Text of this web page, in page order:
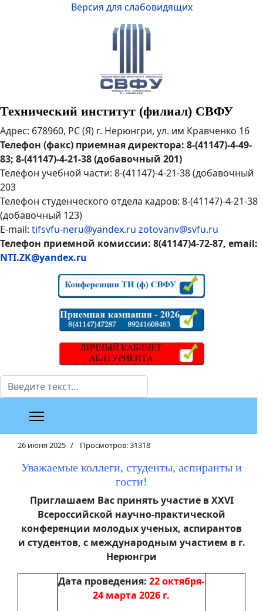
Версия для слабовидящих
Технический институт (филиал) СВФУ
Адрес: 678960, РС (Я) г. Нерюнгри, ул. им Кравченко 16
Телефон (факс) приемная директора: 8-(41147)-4-49-
83; 8-(41147)-4-21-38 (добавочный 201)
Телефон учебной части: 8-(41147)-4-21-38 (добавочный
203
Телефон студенческого отдела кадров: 8-(41147)-4-21-38
(добавочный 123)
E-mail: tifsvfu-neru@yandex.ru zotovanv@svfu.ru
Телефон приемной комиссии: 8(41147)4-72-87, email:
NTI.ZK@yandex.ru
Поиск
26 июня 2025 Просмотров: 31318
Уважаемые коллеги, студенты, аспиранты и
гости!
Приглашаем Вас принять участие в XXVI
Всероссийской научно-практической
конференции молодых ученых, аспирантов
и студентов, с международным участием в г.
Нерюнгри
Дата проведения: 22 октября-
24 марта 2026 г.